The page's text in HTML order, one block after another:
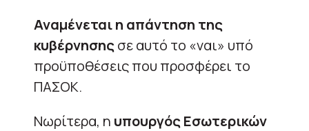
Αναμένεται η απάντηση της
κυβέρνησηςσε αυτό το «ναι» υπό
προϋποθέσεις που προσφέρει το
ΠΑΣΟΚ.
Νωρίτερα, η υπουργός Εσωτερικών